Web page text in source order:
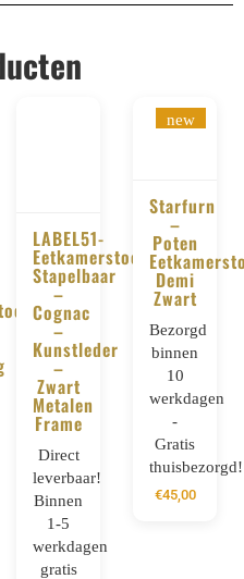
BESTELLEN
LABEL51-
Eetkamerstoel
Stapelbaar
–
Cognac
–
Kunstleder
–
Zwart
Metalen
Frame
Direct
leverbaar!
Binnen
1-5
werkdagen
gratis
BESTELLEN
new
Starfurn
–
Poten
Demi
Zwart
Bezorgd
binnen
10
werkdagen
-
Gratis
thuisbezorgd!
€45,00